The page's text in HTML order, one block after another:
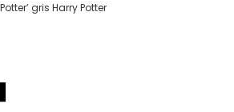
gris Harry Potter